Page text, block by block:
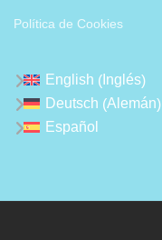
Política de Cookies
English ( Inglés)
Deutsch (Alemán)
Español